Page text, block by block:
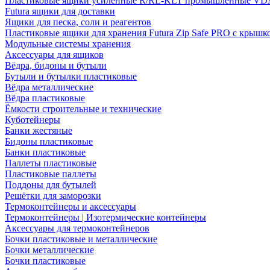
Futura ящики для доставки
Ящики для песка, соли и реагентов
Пластиковые ящики для хранения Futura Zip Safe PRO с
Модульные системы хранения
Аксессуары для ящиков
Вёдра, бидоны и бутыли
Бутыли и бутылки пластиковые
Вёдра металлические
Вёдра пластиковые
Ёмкости строительные и технические
Куботейнеры
Банки жестяные
Бидоны пластиковые
Банки пластиковые
Паллеты пластиковые
Пластиковые паллеты
Поддоны для бутылей
Решётки для заморозки
Термоконтейнеры и аксессуары
Термоконтейнеры | Изотермические контейнеры
Аксессуары для термоконтейнеров
Бочки пластиковые и металлические
Бочки металлические
Бочки пластиковые